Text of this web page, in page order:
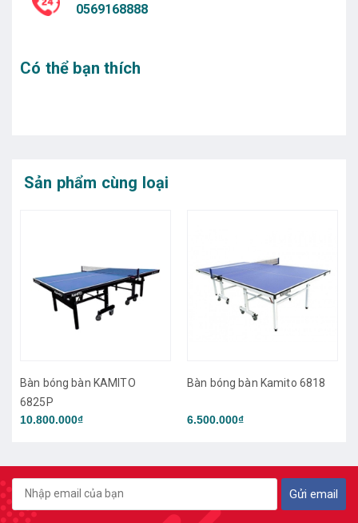
0569168888
Có thể bạn thích
Sản phẩm cùng loại
Bàn bóng bàn Kamito 6818
6.500.000₫
Gửi email